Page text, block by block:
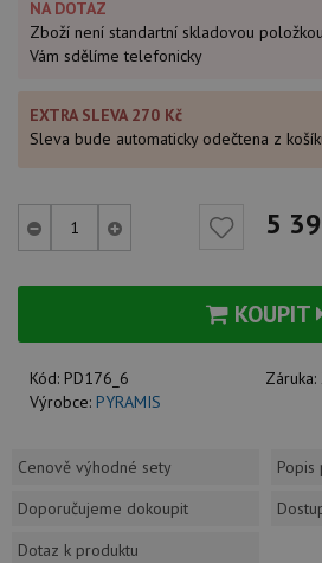
NA DOTAZ
Zboží není standartní skladovou
Vám sdělíme telefonicky
EXTRA SLEVA 270 Kč
Sleva bude automaticky odečtena z
5
KOUPIT
Kód: PD176_6 Záruka:
Výrobce: PYRAMIS
Cenově výhodné sety
Popis
Doporučujeme dokoupit
Dotaz k produktu